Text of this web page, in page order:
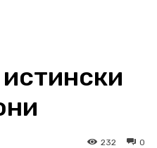
0
232